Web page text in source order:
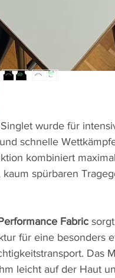
wurde für
schnelle
kombiniert
spürbaren
Fabric
für eine besonders
Das
leicht auf der Haut